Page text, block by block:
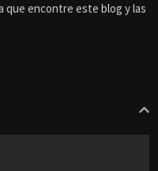
que encontre este blog y las